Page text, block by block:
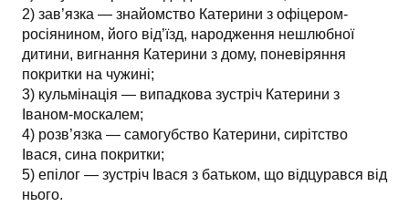
2) зав’язка — знайомство Катерини з офіцером-
росіянином, його від’їзд, народження нешлюбної
дитини, вигнання Катерини з дому, поневіряння
покритки на чужині;
3) кульмінація — випадкова зустріч Катерини з
Іваном-москалем;
4) розв’язка — самогубство Катерини, сирітство
Івася, сина покритки;
5) епілог — зустріч Івася з батьком, що відцурався від
нього.